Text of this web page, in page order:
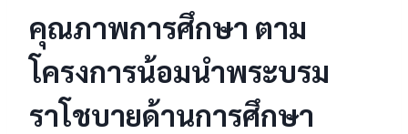
คุณภาพการศึกษา ตาม
โครงการน้อมนำพระบรม
ราโชบายด้านการศึกษา